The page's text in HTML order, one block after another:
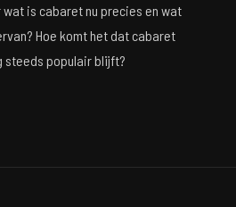
is cabaret nu precies en wat
Hoe komt het dat cabaret
steeds populair blijft?